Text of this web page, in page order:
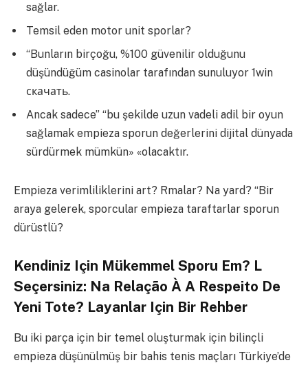
sağlar.
Temsil eden motor unit sporlar?
“Bunların birçoğu, %100 güvenilir olduğunu
düşündüğüm casinolar tarafından sunuluyor 1win
скачать.
Ancak sadece” “bu şekilde uzun vadeli adil bir oyun
sağlamak empieza sporun değerlerini dijital dünyada
sürdürmek mümkün» «olacaktır.
Empieza verimliliklerini art? Rmalar? Na yard? “Bir
araya gelerek, sporcular empieza taraftarlar sporun
dürüstlü?
Kendiniz Için Mükemmel Sporu Em? L
Seçersiniz: Na Relação À A Respeito De
Yeni Tote? Layanlar Için Bir Rehber
Bu iki parça için bir temel oluşturmak için bilinçli
empieza düşünülmüş bir bahis tenis maçları Türkiye’de